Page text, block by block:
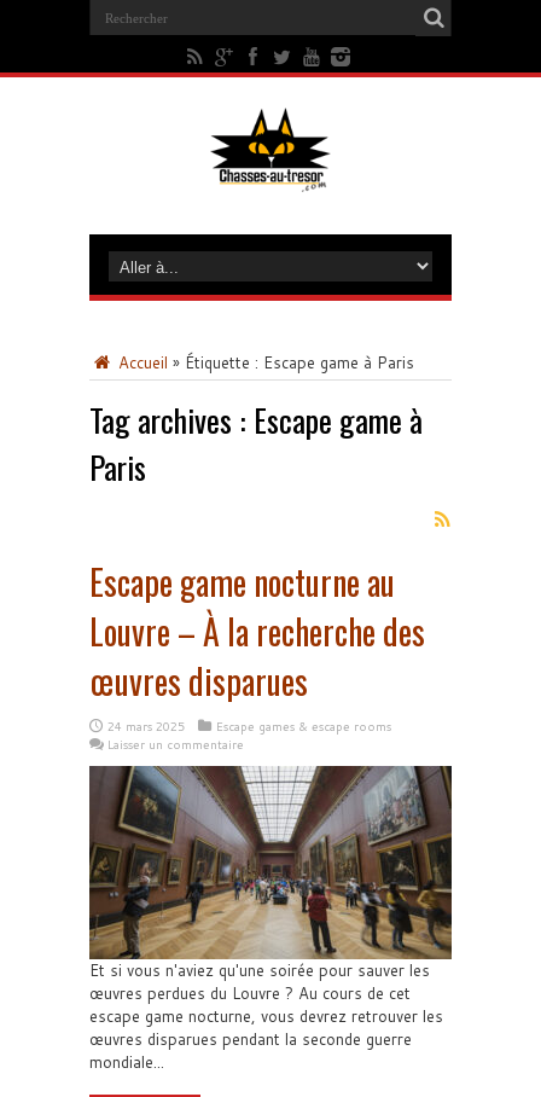
Accueil » Étiquette : Escape game à Paris
Tag archives : Escape game à
Paris
Escape game nocturne au
Louvre – À la recherche des
œuvres disparues
24 mars 2025
Escape games & escape rooms
Laisser un commentaire
Et si vous n'aviez qu'une soirée pour sauver les
œuvres perdues du Louvre ? Au cours de cet
escape game nocturne, vous devrez retrouver les
œuvres disparues pendant la seconde guerre
mondiale...